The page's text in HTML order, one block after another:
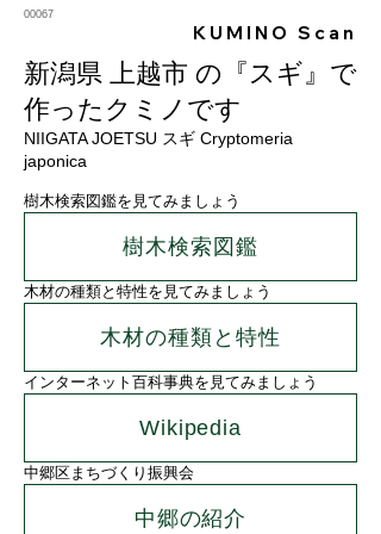
00067
KUMINO Scan
新潟県 上越市 の『スギ』で
作ったクミノです
NIIGATA JOETSU スギ Cryptomeria
japonica
樹木検索図鑑を見てみましょう
樹木検索図鑑
木材の種類と特性を見てみましょう
木材の種類と特性
インターネット百科事典を見てみましょう
Wikipedia
中郷区まちづくり振興会
中郷の紹介